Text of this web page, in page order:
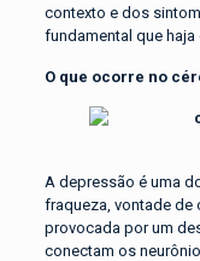
contexto e dos
fundamental que
O que ocorre no
A depressão é uma
fraqueza, vontade de
provocada por um
conectam os